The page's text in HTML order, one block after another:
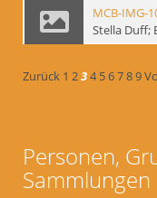
MCB-IMG-
Stella Duff;
Zurück 1 234 56789
Personen,
Sammlungen